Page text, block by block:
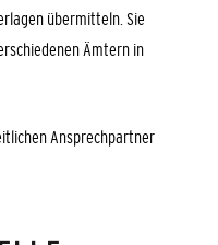
übermitteln. Sie
Ämtern in
Ansprechpartner